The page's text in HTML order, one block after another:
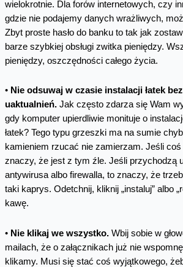
wielokrotnie. Dla forów internetowych, czy
gdzie nie podajemy danych wrażliwych,
Zbyt proste hasło do banku to tak jak
barze szybkiej obsługi zwitka pieniędzy.
pieniędzy, oszczędności całego życia.
• Nie odsuwaj w czasie instalacji łatek
uaktualnień.Jak często zdarza się Wam
gdy komputer upierdliwie monituje o
łatek? Tego typu grzeszki ma na sumie
kamieniem rzucać nie zamierzam. Jeśli coś
znaczy, że jest z tym źle. Jeśli przychodzą
antywirusa albo firewalla, to znaczy, że
taki kaprys. Odetchnij, kliknij „instaluj” albo
kawę.
• Nie klikaj we wszystko.Wbij sobie w
mailach, że o załącznikach już nie
klikamy. Musi się stać coś wyjątkowego,